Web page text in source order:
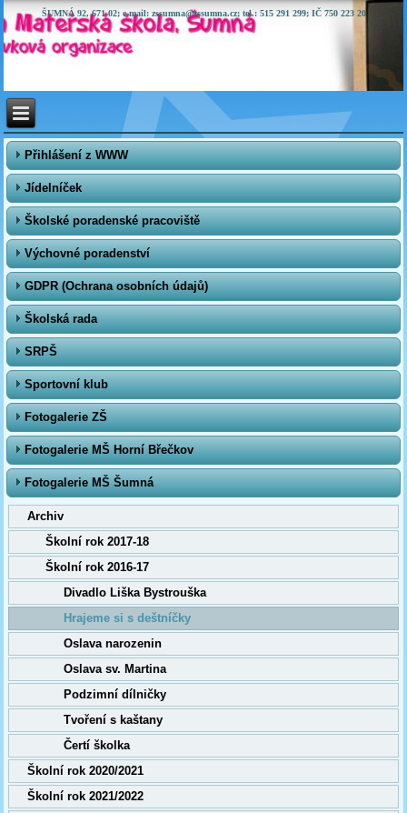
ŠUMNÁ 92, 671 02; e-mail: zssumna@zssumna.cz; tel.: 515 291 299; IČ 750 223 20
Přihlášení z WWW
Jídelníček
Školské poradenské pracoviště
Výchovné poradenství
GDPR (Ochrana osobních údajů)
Školská rada
SRPŠ
Sportovní klub
Fotogalerie ZŠ
Fotogalerie MŠ Horní Břečkov
Fotogalerie MŠ Šumná
Archiv
Školní rok 2017-18
Školní rok 2016-17
Divadlo Liška Bystrouška
Hrajeme si s deštníčky
Oslava narozenin
Oslava sv. Martina
Podzimní dílničky
Tvoření s kaštany
Čertí školka
Školní rok 2020/2021
Školní rok 2021/2022